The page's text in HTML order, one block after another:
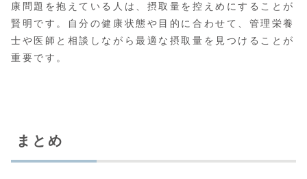
康問題を抱えている人は、摂取量を控えめにすることが
賢明です。自分の健康状態や目的に合わせて、管理栄養
士や医師と相談しながら最適な摂取量を見つけることが
重要です。
まとめ